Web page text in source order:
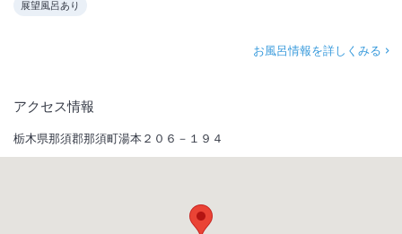
展望風呂あり
お風呂情報を詳しくみる
アクセス情報
栃木県那須郡那須町湯本２０６－１９４